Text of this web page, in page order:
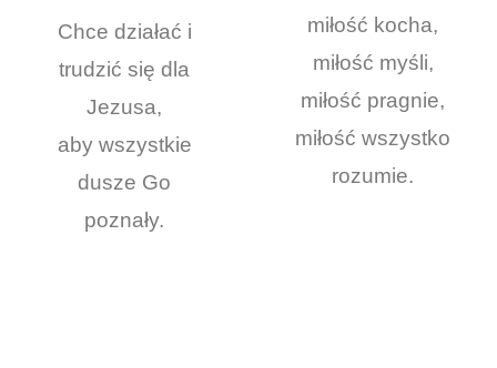
Chce działać i
trudzić się dla
Jezusa,
aby wszystkie
dusze Go
poznały.
miłość kocha,
miłość myśli,
miłość pragnie,
miłość wszystko
rozumie.